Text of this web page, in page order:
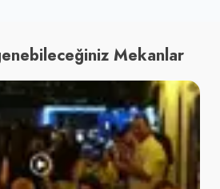
Mekanlar